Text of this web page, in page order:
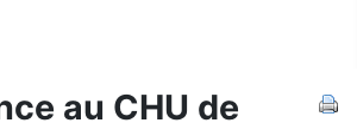
au CHU de